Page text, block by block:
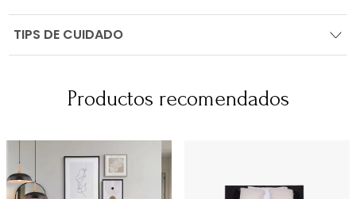
TIPS DE CUIDADO
Productos recomendados